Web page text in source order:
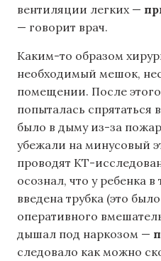
вентиляции легких —
— говорит врач.
Каким-то образом
необходимый мешок,
помещении. После
попыталась спрятаться
было в дыму из-за
убежали на минусовый
проводят КТ-
осознал, что у ребенка
введена трубка (это
оперативного
дышал под наркозом —
следовало как можно